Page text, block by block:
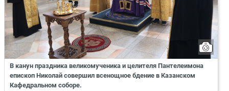
В канун праздника великомученика и целителя Пантелеимона
епископ Николай совершил всенощное бдение в Казанском
Кафедральном соборе.